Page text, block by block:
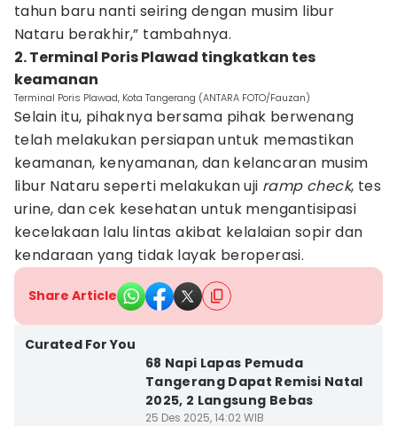
tahun baru nanti seiring dengan musim libur
Nataru berakhir,” tambahnya.
2. Terminal Poris Plawad tingkatkan tes
keamanan
Terminal Poris Plawad, Kota Tangerang (ANTARA FOTO/Fauzan)
Selain itu, pihaknya bersama pihak berwenang
telah melakukan persiapan untuk memastikan
keamanan, kenyamanan, dan kelancaran musim
libur Nataru seperti melakukan uji ramp check, tes
urine, dan cek kesehatan untuk mengantisipasi
kecelakaan lalu lintas akibat kelalaian sopir dan
kendaraan yang tidak layak beroperasi.
Share Article
Curated For You
68 Napi Lapas Pemuda
Tangerang Dapat Remisi Natal
2025, 2 Langsung Bebas
25 Des 2025, 14:02 WIB